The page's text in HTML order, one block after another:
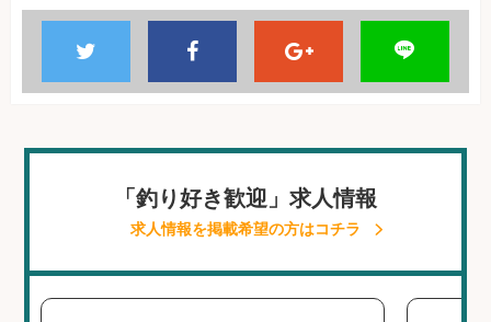
「釣り好き歓迎」求人情報
求人情報を掲載希望の方はコチラ